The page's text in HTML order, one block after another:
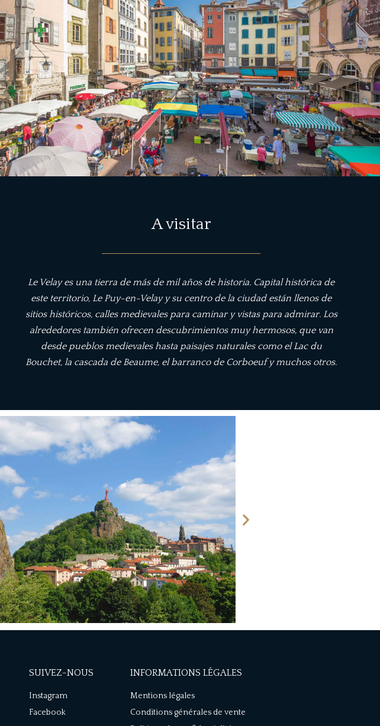
A visitar
Le Velay es una tierra de más de mil años de historia. Capital histórica de
este territorio, Le Puy-en-Velay y su centro de la ciudad están llenos de
sitios históricos, calles medievales para caminar y vistas para admirar. Los
alrededores también ofrecen descubrimientos muy hermosos, que van
desde pueblos medievales hasta paisajes naturales como el Lac du
Bouchet, la cascada de Beaume, el barranco de Corboeuf y muchos otros.
SUIVEZ-NOUS
Instagram
Facebook
INFORMATIONS LÉGALES
Mentions légales
Conditions générales de vente